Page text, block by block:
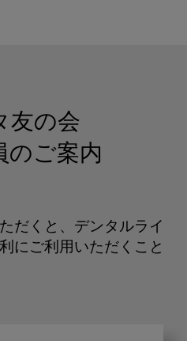
友の会
のご案内
だくと、デンタルライ
にご利用いただくこと